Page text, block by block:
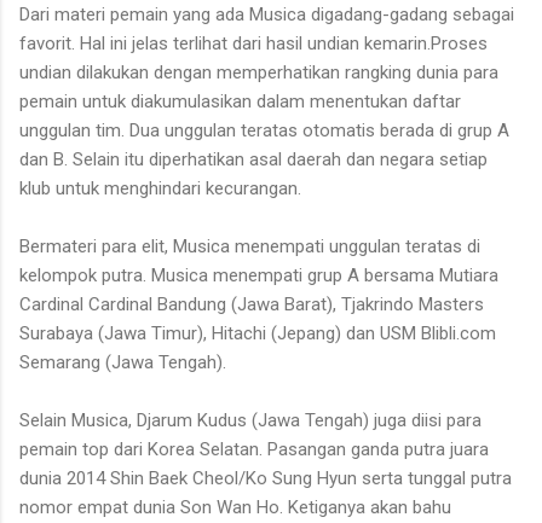
Dari materi pemain yang ada Musica digadang-gadang sebagai
favorit. Hal ini jelas terlihat dari hasil undian kemarin.Proses
undian dilakukan dengan memperhatikan rangking dunia para
pemain untuk diakumulasikan dalam menentukan daftar
unggulan tim. Dua unggulan teratas otomatis berada di grup A
dan B. Selain itu diperhatikan asal daerah dan negara setiap
klub untuk menghindari kecurangan.
Bermateri para elit, Musica menempati unggulan teratas di
kelompok putra. Musica menempati grup A bersama Mutiara
Cardinal Cardinal Bandung (Jawa Barat), Tjakrindo Masters
Surabaya (Jawa Timur), Hitachi (Jepang) dan USM Blibli.com
Semarang (Jawa Tengah).
Selain Musica, Djarum Kudus (Jawa Tengah) juga diisi para
pemain top dari Korea Selatan. Pasangan ganda putra juara
dunia 2014 Shin Baek Cheol/Ko Sung Hyun serta tunggal putra
nomor empat dunia Son Wan Ho. Ketiganya akan bahu